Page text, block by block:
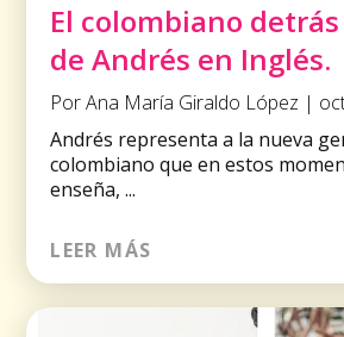
El colombiano
de Andrés en Inglés.
Por Ana María Giraldo López |
Andrés representa a la nueva
colombiano que en estos
enseña, ...
LEER MÁS